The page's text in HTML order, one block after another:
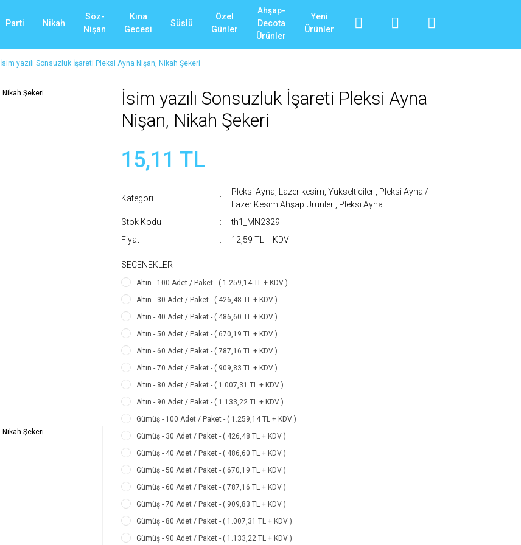
Parti Nikah
Söz-
Nişan
Kına
Gecesi
Süslü
Özel
Günler
Ahşap-
Decota
Ürünler
Yeni
Ürünler
İsim yazılı Sonsuzluk İşareti Pleksi Ayna Nişan, Nikah Şekeri
İsim yazılı Sonsuzluk İşareti Pleksi Ayna
Nişan, Nikah Şekeri
15,11 TL
Kategori
Pleksi Ayna, Lazer kesim, Yükselticiler
Pleksi Ayna /
Lazer Kesim Ahşap Ürünler
Pleksi Ayna
Stok Kodu
th1_MN2329
Fiyat
12,59 TL + KDV
SEÇENEKLER
Altın - 100 Adet / Paket - ( 1.259,14 TL + KDV )
Altın - 30 Adet / Paket - ( 426,48 TL + KDV )
Altın - 40 Adet / Paket - ( 486,60 TL + KDV )
Altın - 50 Adet / Paket - ( 670,19 TL + KDV )
Altın - 60 Adet / Paket - ( 787,16 TL + KDV )
Altın - 70 Adet / Paket - ( 909,83 TL + KDV )
Altın - 80 Adet / Paket - ( 1.007,31 TL + KDV )
Altın - 90 Adet / Paket - ( 1.133,22 TL + KDV )
Gümüş - 100 Adet / Paket - ( 1.259,14 TL + KDV )
Gümüş - 30 Adet / Paket - ( 426,48 TL + KDV )
Gümüş - 40 Adet / Paket - ( 486,60 TL + KDV )
Gümüş - 50 Adet / Paket - ( 670,19 TL + KDV )
Gümüş - 60 Adet / Paket - ( 787,16 TL + KDV )
Gümüş - 70 Adet / Paket - ( 909,83 TL + KDV )
Gümüş - 80 Adet / Paket - ( 1.007,31 TL + KDV )
Gümüş - 90 Adet / Paket - ( 1.133,22 TL + KDV )